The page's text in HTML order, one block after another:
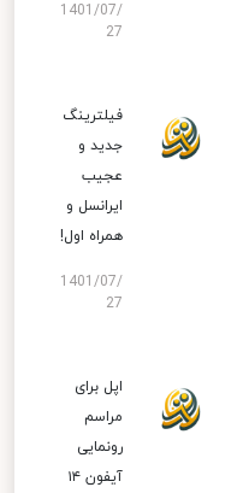
1401/07/
27
فیلترینگ
جدید و
عجیب
ایرانسل و
همراه اول!
1401/07/
27
اپل برای
مراسم
رونمایی
آیفون ۱۴